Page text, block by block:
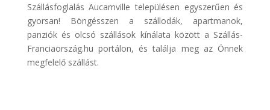
Discover
Cars
Transzfer
Szállásfoglalás Aucamville településen egyszerűen és
gyorsan! Böngésszen a szállodák, apartmanok,
panziók és olcsó szállások kínálata között a Szállás-
Franciaország.hu portálon, és találja meg az Önnek
megfelelő szállást.